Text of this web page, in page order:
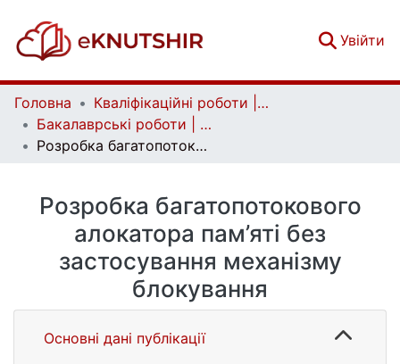
Увійти
Головна
Кваліфікаційні роботи | Qualifying works
Бакалаврські роботи | Bachelor theses
Розробка багатопотокового алокатора пам’яті без застосування механізму блокування
Розробка багатопотокового
алокатора пам’яті без
застосування механізму
блокування
Основні дані публікації